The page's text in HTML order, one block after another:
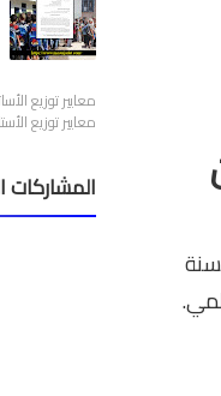
معايير توزيع
معايير توزيع
المشاركات